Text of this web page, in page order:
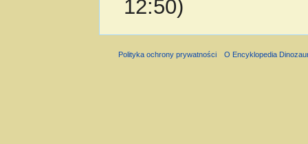
12:50)
Polityka ochrony prywatności O Encyklopedia